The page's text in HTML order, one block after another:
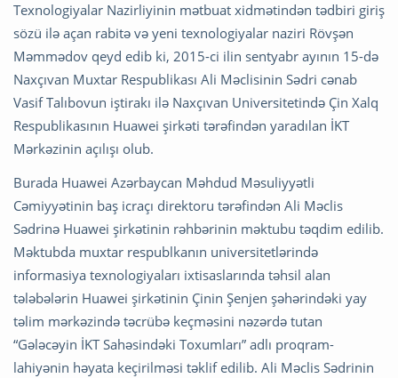
Texnologiyalar Nazirliyinin mətbuat xidmətindən tədbiri giriş
sözü ilə açan rabitə və yeni texnologiyalar naziri Rövşən
Məmmədov qeyd edib ki, 2015-ci ilin sentyabr ayının 15-də
Naxçıvan Muxtar Respublikası Ali Məclisinin Sədri cənab
Vasif Talıbovun iştirakı ilə Naxçıvan Universitetində Çin Xalq
Respublikasının Huawei şirkəti tərəfindən yaradılan İKT
Mərkəzinin açılışı olub.
Burada Huawei Azərbaycan Məhdud Məsuliyyətli
Cəmiyyətinin baş icraçı direktoru tərəfindən Ali Məclis
Sədrinə Huawei şirkətinin rəhbərinin məktubu təqdim edilib.
Məktubda muxtar respublkanın universitetlərində
informasiya texnologiyaları ixtisaslarında təhsil alan
tələbələrin Huawei şirkətinin Çinin Şenjen şəhərindəki yay
təlim mərkəzində təcrübə keçməsini nəzərdə tutan
“Gələcəyin İKT Sahəsindəki Toxumları” adlı proqram-
lahiyənin həyata keçirilməsi təklif edilib. Ali Məclis Sədrinin